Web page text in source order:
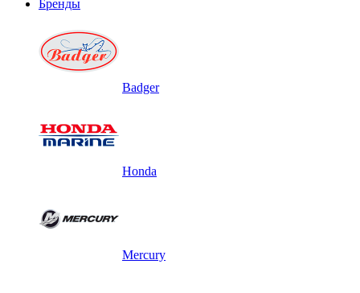
Бренды
Badger
Honda
Mercury